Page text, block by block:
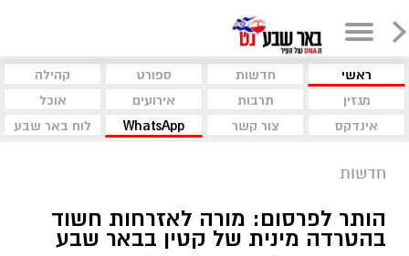
ראשי חדשות ספורט
קהילה
מגזין
תרבות אירועים
אוכל
אינדקס
צור קשר WhatsApp לוח באר שבע
חדשות
הותר לפרסום: מורה לאזרחות חשוד
בהטרדה מינית של קטין בבאר שבע